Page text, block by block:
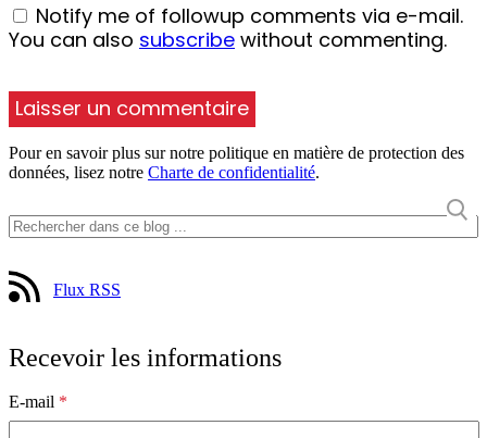
Notify me of followup comments via e-mail.
You can also subscribe without commenting.
Pour en savoir plus sur notre politique en matière de protection des
données, lisez notre Charte de confidentialité.
Flux RSS
Recevoir les informations
E-mail *